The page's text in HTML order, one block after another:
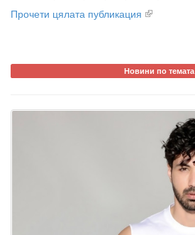
Прочети цялата публикация
Новини по темата